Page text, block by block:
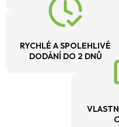
RYCHLÉ A SPOLEHLIVÉ
DODÁNÍ DO 2 DNŮ